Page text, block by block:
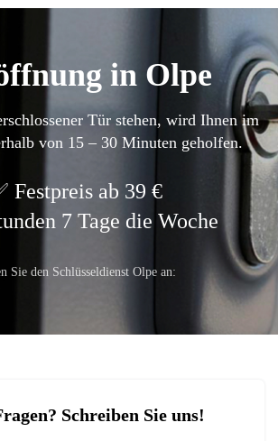
in Olpe
Tür stehen, wird Ihnen im
von 15 – 30 Minuten geholfen.
Festpreis ab 39 €
7 Tage die Woche
Sie den Schlüsseldienst Olpe an:
Schreiben Sie uns!